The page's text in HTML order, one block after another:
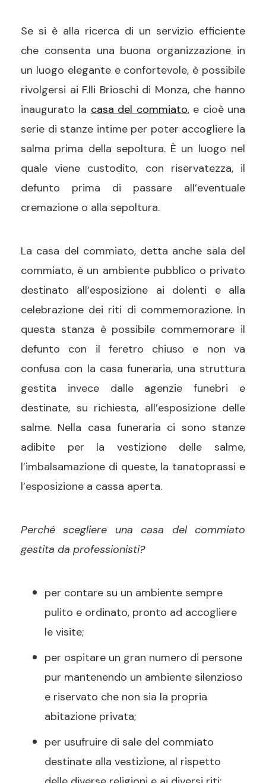
Se si è alla ricerca di un servizio efficiente
che consenta una buona organizzazione in
un luogo elegante econfortevole, è possibile
rivolgersi ai F.lli Brioschi di Monza, che hanno
inaugurato la casa del commiato, e cioè una
serie distanze intime per poter accogliere la
salma prima della sepoltura. È un luogo nel
quale viene custodito, con riservatezza, il
defunto prima di passare all’eventuale
cremazione o alla sepoltura.
La casa del commiato, detta anche sala del
commiato, è un ambientepubblico o privato
destinato all’esposizione ai dolenti e alla
celebrazione dei riti di commemorazione. In
questa stanza è possibile commemorare il
defunto con il feretro chiuso e non va
confusa con la casa funeraria, una struttura
gestita invecedalle agenzie funebri e
destinate, su richiesta, all’esposizione delle
salme. Nella casa funeraria ci sono stanze
adibite per la vestizione delle salme,
l’imbalsamazione di queste, la tanatoprassi e
l’esposizione a cassa aperta.
Perché scegliere una casa del commiato
gestita da professionisti?
per contare su un ambiente sempre
pulito e ordinato, pronto ad accogliere
le visite;
per ospitare un gran numero di persone
pur mantenendo un ambiente silenzioso
e riservato che non sia la propria
abitazione privata;
per usufruire di sale del commiato
destinate alla vestizione, al rispetto